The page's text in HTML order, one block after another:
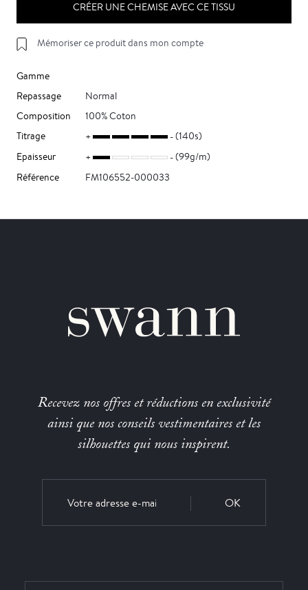
CRÉER UNE CHEMISE AVEC CE TISSU
Mémoriser ce produit dans mon compte
Gamme
Repassage
Normal
Composition
100% Coton
Titrage
(140s)
Epaisseur
(99g/m)
Référence
FM106552-000033
Recevez nos offres et réductions en exclusivité
ainsi que nos conseils vestimentaires et les
silhouettes qui nous inspirent.
OK